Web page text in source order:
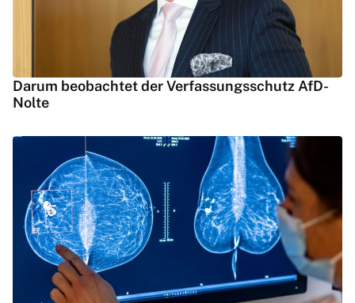
Darum beobachtet der Verfassungsschutz AfD-
Nolte